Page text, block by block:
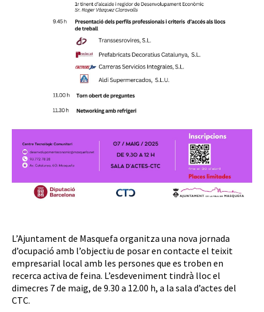
L’Ajuntament de Masquefa organitza una nova jornada
d’ocupació amb l’objectiu de posar en contacte el teixit
empresarial local amb les persones que es troben en
recerca activa de feina. L’esdeveniment tindrà lloc el
dimecres 7 de maig, de 9.30 a 12.00 h, a la sala d’actes del
CTC.